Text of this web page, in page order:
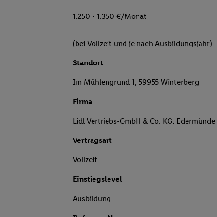
1.250 - 1.350 €/Monat
(bei Vollzeit und je nach Ausbildungsjahr)
Standort
Im Mühlengrund 1, 59955 Winterberg
Firma
Lidl Vertriebs-GmbH & Co. KG, Edermünde
Vertragsart
Vollzeit
Einstiegslevel
Ausbildung